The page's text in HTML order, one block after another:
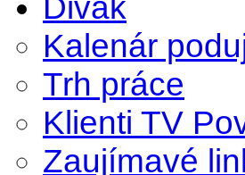
Kalenár
Trh práce
Klienti TV
Zaujímavé